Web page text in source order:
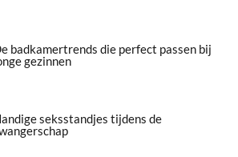
badkamertrends die perfect passen bij
gezinnen
seksstandjes tijdens de